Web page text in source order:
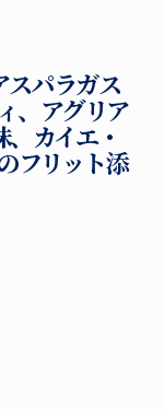
スパラガス
、アグリア
カイエ・
フリット添